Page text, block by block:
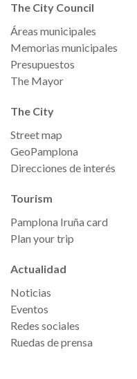
The City Council
Áreas municipales
Memorias municipales
Presupuestos
The Mayor
The City
Street map
GeoPamplona
Direcciones de interés
Tourism
Pamplona Iruña card
Plan your trip
Actualidad
Noticias
Eventos
Redes sociales
Ruedas de prensa